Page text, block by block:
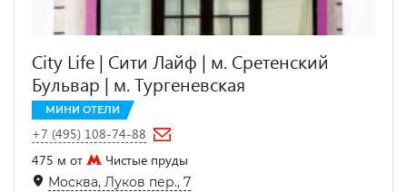
City Life | Сити Лайф | м. Сретенский
Бульвар | м. Тургеневская
МИНИ ОТЕЛИ
+7 (495) 108-74-88
475 м от
Чистые пруды
Москва, Луков пер., 7